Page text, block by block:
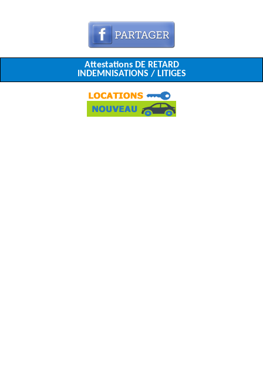
Attestations DE RETARD
INDEMNISATIONS / LITIGES